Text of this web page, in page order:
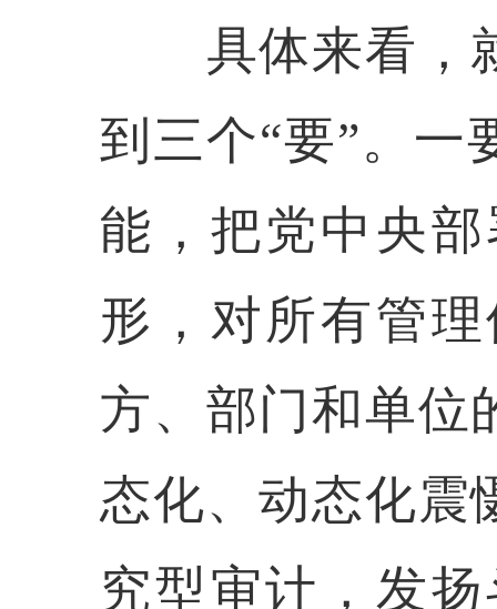
具体来看，就
到三个“要”。一
能，把党中央
形，对所有管
方、部门和单位
态化、动态化震
究型审计，发